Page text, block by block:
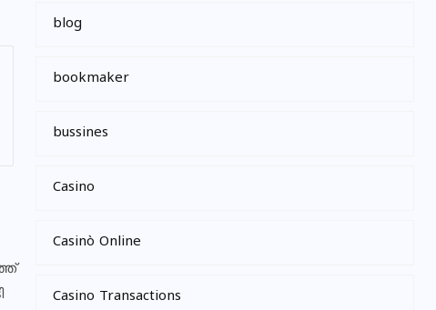
blog
bookmaker
bussines
Casino
Casinò Online
Casino Transactions